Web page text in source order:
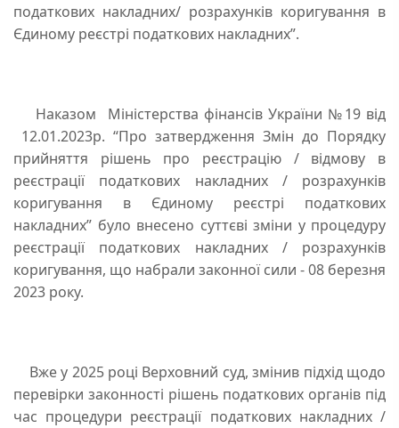
податкових накладних/ розрахунків коригування в
Єдиному реєстрі податкових накладних”.
Наказом Міністерства фінансів України №19 від
12.01.2023р. “Про затвердження Змін до Порядку
прийняття рішень про реєстрацію / відмову в
реєстрації податкових накладних / розрахунків
коригування в Єдиному реєстрі податкових
накладних” було внесено суттєві зміни у процедуру
реєстрації податкових накладних / розрахунків
коригування, що набрали законної сили - 08 березня
2023 року.
Вже у 2025 році Верховний суд, змінив підхід щодо
перевірки законності рішень податкових органів під
час процедури реєстрації податкових накладних /